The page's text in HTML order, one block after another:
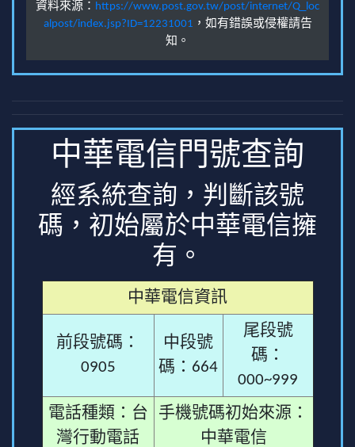
資料來源： https://www.post.gov.tw/post/internet/Q_loc
alpost/index.jsp?ID=12231001 ，如有錯誤或侵權請告
知。
中華電信門號查詢
經系統查詢，判斷該號
碼，初始屬於中華電信擁
有。
中華電信資訊
前段號碼：
0905
中段號
碼：664
尾段號
碼：
000~999
電話種類：台
灣行動電話
手機號碼初始來源：
中華電信